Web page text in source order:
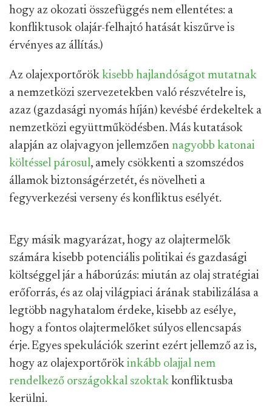
hogy az okozati összefüggés nem ellentétes: a
konfliktusok olajár-felhajtó hatását kiszűrve is
érvényes az állítás.)
Az olajexportőrök kisebb hajlandóságot mutatnak
a nemzetközi szervezetekben való részvételre is,
azaz (gazdasági nyomás híján) kevésbé érdekeltek a
nemzetközi együttműködésben. Más kutatások
alapján az olajvagyon jellemzően nagyobb katonai
költéssel párosul, amely csökkenti a szomszédos
államok biztonságérzetét, és növelheti a
fegyverkezési verseny és konfliktus esélyét.
Egy másik magyarázat, hogy az olajtermelők
számára kisebb potenciális politikai és gazdasági
költséggel jár a háborúzás: miután az olaj stratégiai
erőforrás, és az olaj világpiaci árának stabilizálása a
legtöbb nagyhatalom érdeke, kisebb az esélye,
hogy a fontos olajtermelőket súlyos ellencsapás
érje. Egyes spekulációk szerint ezért jellemző az is,
hogy az olajexportőrök inkább olajjal nem
rendelkező országokkal szoktak konfliktusba
kerülni.